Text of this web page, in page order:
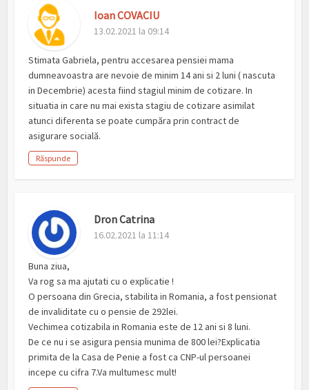
Ioan COVACIU
13.02.2021 la 09:14
Stimata Gabriela, pentru accesarea pensiei mama
dumneavoastra are nevoie de minim 14 ani si 2 luni ( nascuta
in Decembrie) acesta fiind stagiul minim de cotizare. In
situatia in care nu mai exista stagiu de cotizare asimilat
atunci diferenta se poate cumpăra prin contract de
asigurare socială.
Răspunde
Dron Catrina
16.02.2021 la 11:14
Buna ziua,
Va rog sa ma ajutati cu o explicatie !
O persoana din Grecia, stabilita in Romania, a fost pensionat
de invaliditate cu o pensie de 292lei.
Vechimea cotizabila in Romania este de 12 ani si 8 luni.
De ce nu i se asigura pensia munima de 800 lei?Explicatia
primita de la Casa de Penie a fost ca CNP-ul persoanei
incepe cu cifra 7.Va multumesc mult!